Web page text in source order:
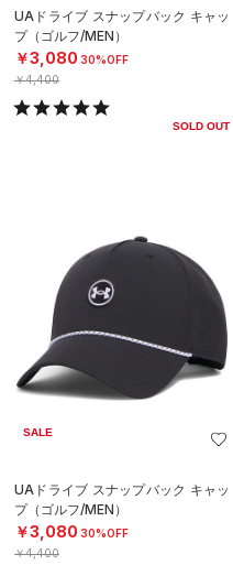
UAドライブ スナップバック キャッ
プ（ゴルフ/MEN）
￥3,080 30%OFF
￥4,400
SOLD OUT
SALE
UAドライブ スナップバック キャッ
プ（ゴルフ/MEN）
￥3,080 30%OFF
￥4,400